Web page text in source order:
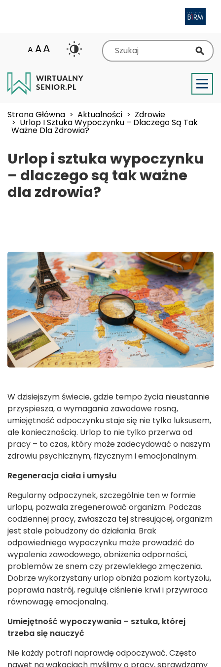
Obraz
A AA Szukaj
Strona Główna Aktualności Zdrowie
Urlop I Sztuka Wypoczynku – Dlaczego Są Tak
Ważne Dla Zdrowia?
Urlop i sztuka wypoczynku
– dlaczego są tak ważne
dla zdrowia?
W dzisiejszym świecie, gdzie tempo życia nieustannie
przyspiesza, a wymagania zawodowe rosną,
umiejętność odpoczynku staje się nie tylko luksusem,
ale koniecznością. Urlop to nie tylko przerwa od
pracy – to czas, który może zadecydować o naszym
zdrowiu psychicznym, fizycznym i emocjonalnym.
Regeneracja ciała i umysłu
Regularny odpoczynek, szczególnie ten w formie
urlopu, pozwala zregenerować organizm. Podczas
codziennej pracy, zwłaszcza tej stresującej, organizm
jest stale pobudzony do działania. Brak
odpowiedniego wypoczynku może prowadzić do
wypalenia zawodowego, obniżenia odporności,
problemów ze snem czy przewlekłego zmęczenia.
Dobrze wykorzystany urlop obniża poziom kortyzolu,
poprawia nastrój, reguluje ciśnienie krwi i przywraca
równowagę emocjonalną.
Umiejętność wypoczywania – sztuka, której
trzeba się nauczyć
Nie każdy potrafi naprawdę odpoczywać. Często
nawet na wakacjach myślimy o pracy, sprawdzamy